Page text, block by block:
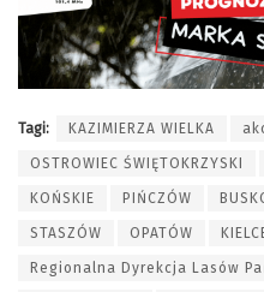
Tagi: KAZIMIERZA WIELKA
OSTROWIEC ŚWIĘTOKRZYSKI
KOŃSKIE PIŃCZÓW
STASZÓW OPATÓW
Regionalna Dyrekcja Lasów